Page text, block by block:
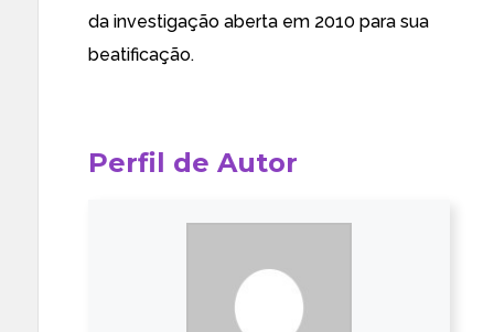
da investigação aberta em 2010 para sua
beatificação.
Perfil de Autor